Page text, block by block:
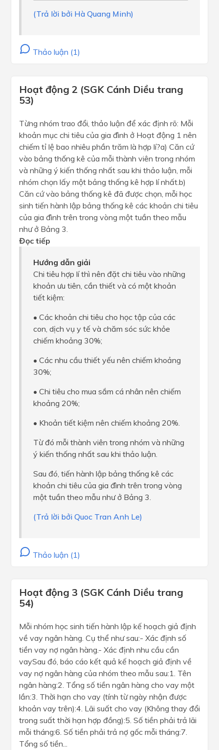
(Trả lời bởi Hà Quang Minh)
Thảo luận (1)
Hoạt động 2 (SGK Cánh Diều trang
53)
Từng nhóm trao đổi, thảo luận để xác định rõ: Mỗi
khoản mục chi tiêu của gia đình ở Hoạt động 1 nên
chiếm tỉ lệ bao nhiêu phần trăm là hợp lí?a) Căn cứ
vào bảng thống kê của mỗi thành viên trong nhóm
và những ý kiến thống nhất sau khi thảo luận, mỗi
nhóm chọn lấy một bảng thống kê hợp lí nhất.b)
Căn cứ vào bảng thống kê đã được chọn, mỗi học
sinh tiến hành lập bảng thống kê các khoản chi tiêu
của gia đình trên trong vòng một tuần theo mẫu
như ở Bảng 3.
Đọc tiếp
Hướng dẫn giải
Chi tiêu hợp lí thì nên đặt chi tiêu vào những
khoản ưu tiên, cần thiết và có một khoản
tiết kiệm:
• Các khoản chi tiêu cho học tập của các
con, dịch vụ y tế và chăm sóc sức khỏe
chiếm khoảng 30%;
• Các nhu cầu thiết yếu nên chiếm khoảng
30%;
• Chi tiêu cho mua sắm cá nhân nên chiếm
khoảng 20%;
• Khoản tiết kiệm nên chiếm khoảng 20%.
Từ đó mỗi thành viên trong nhóm và những
ý kiến thống nhất sau khi thảo luận.
Sau đó, tiến hành lập bảng thống kê các
khoản chi tiêu của gia đình trên trong vòng
một tuần theo mẫu như ở Bảng 3.
(Trả lời bởi Quoc Tran Anh Le)
Thảo luận (1)
Hoạt động 3 (SGK Cánh Diều trang
54)
Mỗi nhóm học sinh tiến hành lập kế hoạch giả định
về vay ngân hàng. Cụ thể như sau:- Xác định số
tiền vay nợ ngân hàng.- Xác định nhu cầu cần
vaySau đó, báo cáo kết quả kế hoạch giả định về
vay nợ ngân hàng của nhóm theo mẫu sau:1. Tên
ngân hàng:2. Tổng số tiền ngân hàng cho vay một
lần:3. Thời hạn cho vay (tính từ ngày nhận được
khoản vay trên):4. Lãi suất cho vay (Không thay đổi
trong suất thời hạn hợp đồng):5. Số tiền phải trả lãi
mỗi tháng:6. Số tiền phải trả nợ gốc mỗi tháng:7.
Tổng số tiền...